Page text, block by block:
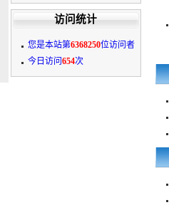
访问统计
您是本站第6368250位访问者
今日访问654次